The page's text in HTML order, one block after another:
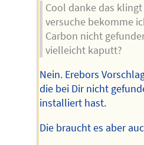
Cool danke das
versuche bekomme
Carbon nicht
vielleicht kaputt?
Nein. Erebors
die bei Dir nicht
installiert hast.
Die braucht es aber